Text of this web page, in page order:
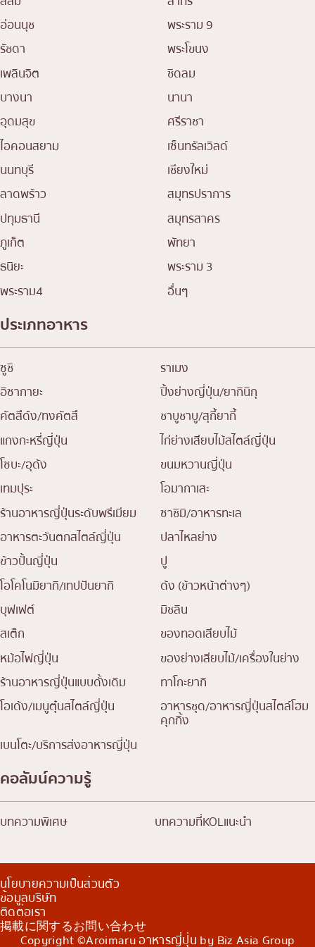
อ่อนนุช
พระราม 9
รัชดา
พระโขนง
เพลินจิต
ชิดลม
บางนา
นานา
อุดมสุข
ศรีราชา
ไอคอนสยาม
เซ็นทรัลเวิลด์
นนทบุรี
เชียงใหม่
ลาดพร้าว
สมุทรปราการ
ปทุมธานี
สมุทรสาคร
ภูเก็ต
พัทยา
ธนิยะ
พระราม 3
พระราม4
อื่นๆ
ประเภทอาหาร
ซูชิ
ราเมง
อิซากายะ
ปิ้งย่างญี่ปุ่น/ยากินิกุ
คัตสึด้ง/ทงคัตสึ
ชาบูชาบู/สุกี้ยากี้
แกงกะหรี่ญี่ปุ่น
ไก่ย่างเสียบไม้สไตล์ญี่ปุ่น
โซบะ/อุด้ง
ขนมหวานญี่ปุ่น
เทมปุระ
โอมากาเสะ
ร้านอาหารญี่ปุ่นระดับพรีเมียม
ซาชิมิ/อาหารทะเล
อาหารตะวันตกสไตล์ญี่ปุ่น
ปลาไหลย่าง
ข้าวปั้นญี่ปุ่น
ปู
โอโคโนมิยากิ/เทปปันยากิ
ด้ง (ข้าวหน้าต่างๆ)
บุฟเฟต์
มิชลิน
สเต็ก
ของทอดเสียบไม้
หม้อไฟญี่ปุ่น
ของย่างเสียบไม้/เครื่องในย่าง
ร้านอาหารญี่ปุ่นแบบดั้งเดิม
ทาโกะยากิ
โอเด้ง/เมนูตุ๋นสไตล์ญี่ปุ่น
อาหารชุด/อาหารญี่ปุ่นสไตล์โฮม
คุกกิ้ง
เบนโตะ/บริการส่งอาหารญี่ปุ่น
คอลัมน์ความรู้
บทความพิเศษ บทความที่KOLแนะนำ
นโยบายความเป็นส่วนตัว
ข้อมูลบริษัท
ติดต่อเรา
掲載に関するお問い合わせ
Copyright ©Aroimaru อาหารญี่ปุ่น by Biz Asia Group